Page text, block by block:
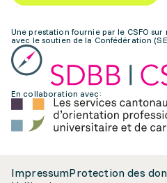
Une prestation fournie par le CSFO sur
avec le soutien de la Confédération
En collaboration avec:
ImpressumProtection des